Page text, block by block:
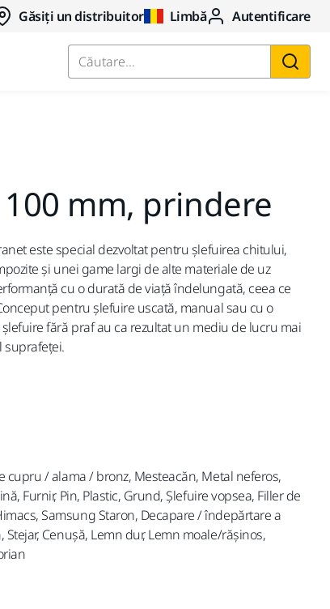
Găsiți un distribuitor Limbă Autentificare
Căutare...
mm, prindere
este special dezvoltat pentru șlefuirea chitului,
și unei game largi de alte materiale de uz
cu o durată de viață îndelungată, ceea ce
pentru șlefuire uscată, manual sau cu o
fără praf au ca rezultat un mediu de lucru mai
suprafeței.
cupru / alama / bronz, Mesteacăn, Metal neferos,
Furnir, Pin, Plastic, Grund, Șlefuire vopsea, Filler de
Samsung Staron, Decapare / îndepărtare a
Stejar, Cenușă, Lemn dur, Lemn moale/rășinos,